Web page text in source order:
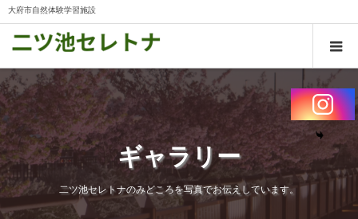
大府市自然体験学習施設
ギャラリー
二ツ池セレトナのみどころを写真でお伝えしています。